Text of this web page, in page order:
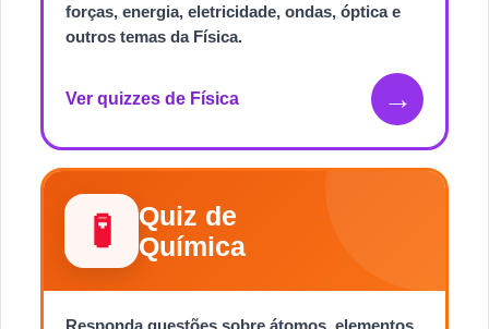
forças, energia, eletricidade, ondas, óptica e
outros temas da Física.
Ver quizzes de Física →
🧪
Quiz de
Química